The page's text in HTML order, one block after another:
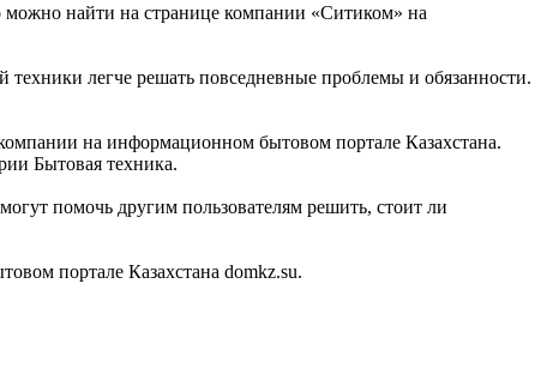
найти на странице компании «Ситиком» на
легче решать повседневные проблемы и обязанности.
на информационном бытовом портале Казахстана.
Бытовая техника.
помочь другим пользователям решить, стоит ли
портале Казахстана domkz.su.